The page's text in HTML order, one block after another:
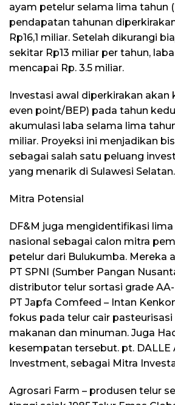
ayam petelur selama lima tahun
pendapatan tahunan
Rp16,1 miliar. Setelah dikurangi
sekitar Rp13 miliar per tahun,
mencapai Rp. 3.5 miliar.
Investasi awal diperkirakan akan
even point/BEP) pada tahun
akumulasi laba selama lima
miliar. Proyeksi ini menjadikan
sebagai salah satu peluang
yang menarik di Sulawesi Selatan.
Mitra Potensial
DF&M juga mengidentifikasi lima
nasional sebagai calon mitra
petelur dari Bulukumba. Mereka
PT SPNI (Sumber Pangan
distributor telur sortasi grade
PT Japfa Comfeed – Intan
fokus pada telur cair
makanan dan minuman. Juga
kesempatan tersebut. pt. DALLE
Investment, sebagai Mitra
Agrosari Farm – produsen telur